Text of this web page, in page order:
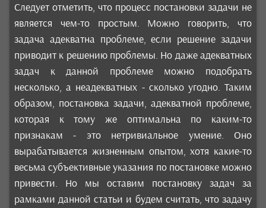
Следует отметить, что процесс постановки задачи не
является чем-то простым. Можно говорить, что
задача адекватна проблеме, если решение задачи
приводит к решению проблемы. Но даже адекватных
задач к данной проблеме можно подобрать
несколько, а неадекватных - сколько угодно. Таким
образом, постановка задачи, адекватной проблеме,
которая к тому же оптимальна по каким-то
признакам - это нетривиальное умение. Оно
вырабатывается жизненным опытом, хотя какие-то
весьма субъективные указания по постановке можно
привести. Но мы оставим постановку задач за
рамками данной статьи и будем считать, что задачу